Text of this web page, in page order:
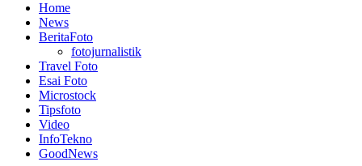
Berita
Fotografi
Terpercaya
Home
News
BeritaFoto
fotojurnalistik
Travel Foto
Esai Foto
Microstock
Tipsfoto
Video
InfoTekno
GoodNews